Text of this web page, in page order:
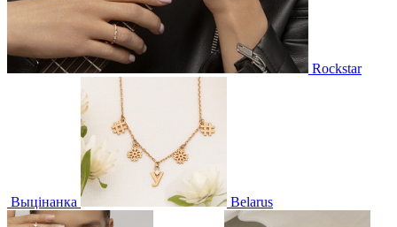
Rockstar
Выцінанка Belarus